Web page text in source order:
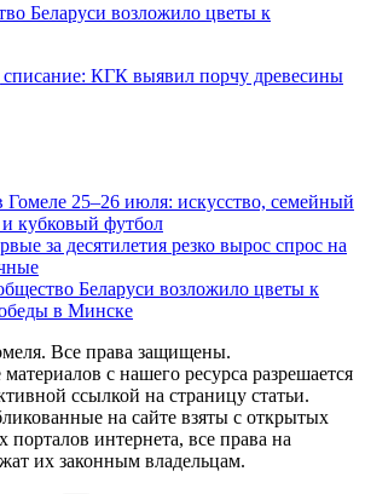
Беларуси возложило цветы к
списание: КГК выявил порчу древесины
Гомеле 25–26 июля: искусство, семейный
кубковый футбол
за десятилетия резко вырос спрос на
Беларуси возложило цветы к
в Минске
Все права защищены.
с нашего ресурса разрешается
ссылкой на страницу статьи.
на сайте взяты с открытых
порталов интернета, все права на
их законным владельцам.